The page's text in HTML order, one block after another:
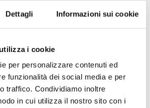
Dettagli Informazioni sui cookie
i cookie
per personalizzare contenuti ed
funzionalità dei social media e per
traffico. Condividiamo inoltre
in cui utilizza il nostro sito con i
visualizzare i prezzi a te riservati!